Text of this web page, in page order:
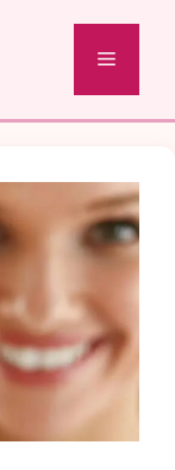
Menu